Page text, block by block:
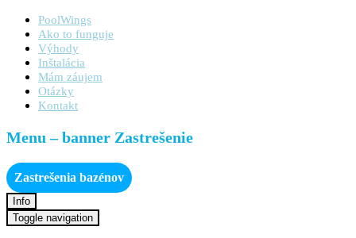
PoolWings
Ako to funguje
Výhody
Inštalácia
Mám záujem
Otázky
Kontakt
Menu – banner Zastrešenie
Zastrešenia bazénov
Info
Toggle navigation